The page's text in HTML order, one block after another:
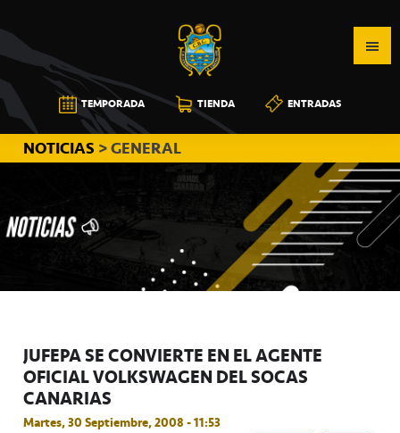
a
la
navegación
principal
al
contenido
principal
a
la
barra
lateral
principal
CB
CANARIAS
TEMPORADA TIENDA ENTRADAS
NOTICIAS > GENERAL
JUFEPA SE CONVIERTE EN EL AGENTE
OFICIAL VOLKSWAGEN DEL SOCAS
CANARIAS
Martes, 30 Septiembre, 2008 - 11:53